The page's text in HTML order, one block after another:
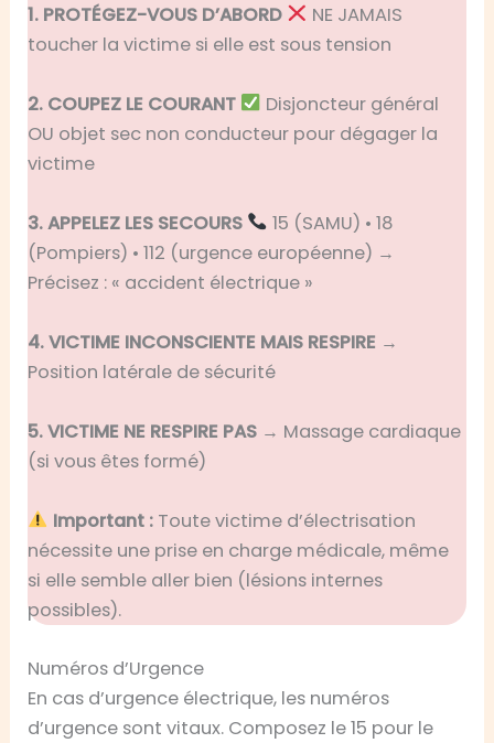
1. PROTÉGEZ-VOUS D’ABORD
NE JAMAIS
toucher la victime si elle est sous tension
2. COUPEZ LE COURANT
Disjoncteur général
OU objet sec non conducteur pour dégager la
victime
3. APPELEZ LES SECOURS
15 (SAMU) • 18
(Pompiers) • 112 (urgence européenne) →
Précisez : « accident électrique »
4. VICTIME INCONSCIENTE MAIS RESPIRE →
Position latérale de sécurité
5. VICTIME NE RESPIRE PAS → Massage cardiaque
(si vous êtes formé)
Important :Toute victime d’électrisation
nécessite une prise en charge médicale, même
si elle semble aller bien (lésions internes
possibles).
Numéros d’Urgence
En cas d’urgence électrique, les numéros
d’urgence sont vitaux. Composez le 15 pour le